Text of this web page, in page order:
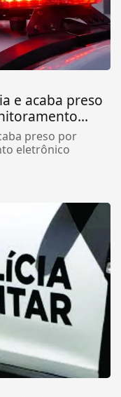
e acaba preso
preso por
eletrônico